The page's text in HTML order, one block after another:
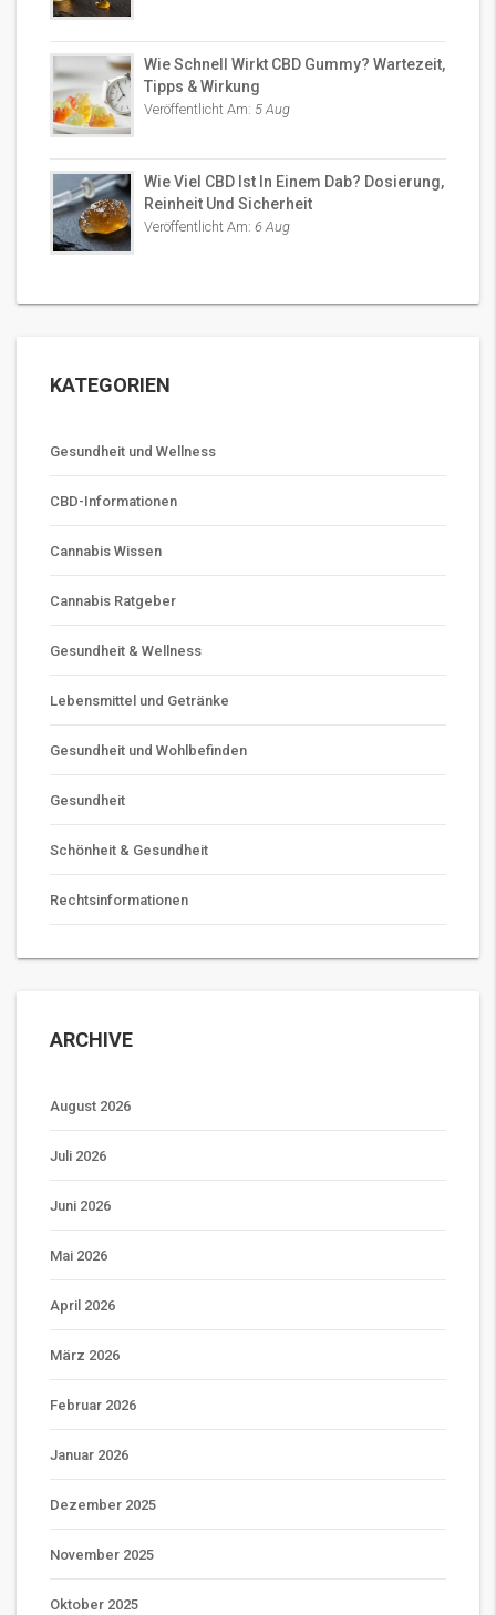
Wie Schnell Wirkt CBD Gummy? Wartezeit,
Tipps & Wirkung
Veröffentlicht Am: 5 Aug
Wie Viel CBD Ist In Einem Dab? Dosierung,
Reinheit Und Sicherheit
Veröffentlicht Am: 6 Aug
KATEGORIEN
Gesundheit und Wellness
CBD-Informationen
Cannabis Wissen
Cannabis Ratgeber
Gesundheit & Wellness
Lebensmittel und Getränke
Gesundheit und Wohlbefinden
Gesundheit
Schönheit & Gesundheit
Rechtsinformationen
ARCHIVE
August 2026
Juli 2026
Juni 2026
Mai 2026
April 2026
März 2026
Februar 2026
Januar 2026
Dezember 2025
November 2025
Oktober 2025